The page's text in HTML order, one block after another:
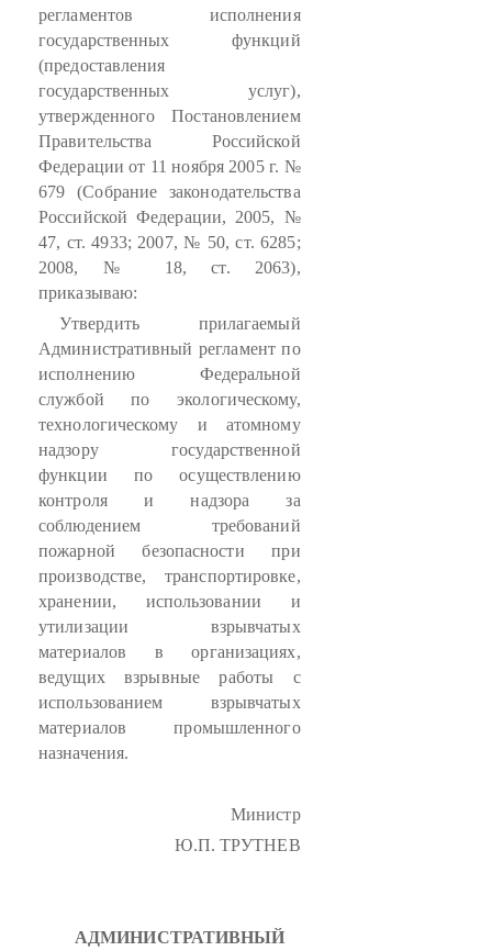
регламентов исполнения
государственных функций
(предоставления
государственных услуг),
утвержденного Постановлением
Правительства Российской
Федерации от 11 ноября 2005 г. №
679 (Собрание законодательства
Российской Федерации, 2005, №
47, ст. 4933; 2007, № 50, ст. 6285;
2008, № 18, ст. 2063),
приказываю:
Утвердить прилагаемый
Административный регламент по
исполнению Федеральной
службой по экологическому,
технологическому и атомному
надзору государственной
функции по осуществлению
контроля и надзора за
соблюдением требований
пожарной безопасности при
производстве, транспортировке,
хранении, использовании и
утилизации взрывчатых
материалов в организациях,
ведущих взрывные работы с
использованием взрывчатых
материалов промышленного
назначения.
Министр
Ю.П. ТРУТНЕВ
АДМИНИСТРАТИВНЫЙ